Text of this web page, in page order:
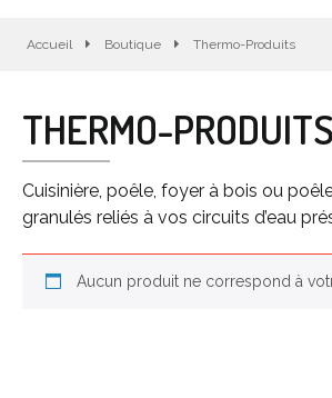
Accueil Boutique Thermo-Produits
THERMO-PRODUITS
Cuisinière, poêle, foyer à bois ou
granulés reliés à vos circuits d’eau
Aucun produit ne correspond à